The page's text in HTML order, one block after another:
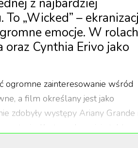
z najbardziej
„Wicked” –
emocje. W rolach
Cynthia Erivo jako
ogromne zainteresowanie wśród
a film określany jest jako
zdobyły występy Ariany Grande
Krytycy doceniają także